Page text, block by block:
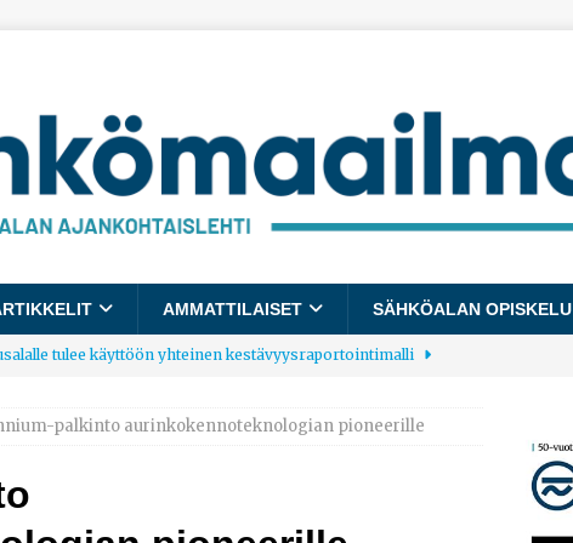
AMMATTILAISET SÄHKÖALAN OPISKELU
tulee käyttöön yhteinen kestävyysraportointimalli
Pienet työpaikat saavat parhaat arvosanat
palkinto aurinkokennoteknologian pioneerille